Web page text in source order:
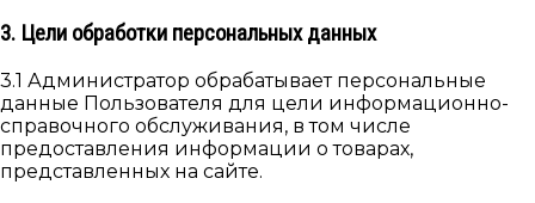
3. Цели обработки персональных данных
3.1 Администратор обрабатывает персональные
данные Пользователя для цели информационно-
справочного обслуживания, в том числе
предоставления информации о товарах,
представленных на сайте.